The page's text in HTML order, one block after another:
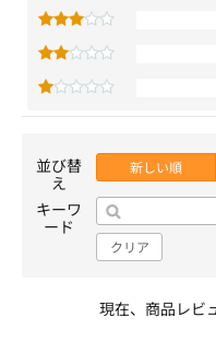
並び替
え
新しい順
キーワ
ード
クリア
現在、商品レビ